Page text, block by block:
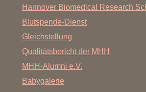
Hannover Biomedical Research
Blutspende-Dienst
Gleichstellung
Qualitätsbericht der MHH
MHH-Alumni e.V.
Babygalerie